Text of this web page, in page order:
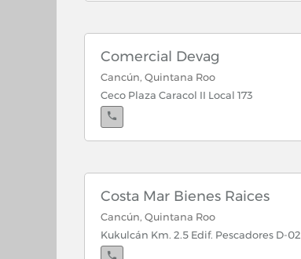
Kukulcán Km. 13. 5 Lt. 29
Cancún, Quintana Roo
Antilope Sm. 20 No. 15 y 17 Depto. 7
Cancún, Quintana Roo
Reto Antilope No. 15 Mz. 23 Sm. 20
Comercial Devag
Cancún, Quintana Roo
Ceco Plaza Caracol II Local 173
Costa Mar Bienes Raices
Cancún, Quintana Roo
Kukulcán Km. 2.5 Edif. Pescadores D-02